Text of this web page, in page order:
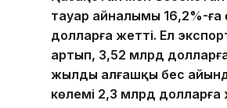
тауар айналымы 16,2%-ға
долларға жетті. Ел
артып, 3,52 млрд долларға
жылдың алғашқы бес
көлемі 2,3 млрд долларға